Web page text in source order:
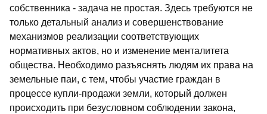
собственника - задача не простая. Здесь требуются не
только детальный анализ и совершенствование
механизмов реализации соответствующих
нормативных актов, но и изменение менталитета
общества. Необходимо разъяснять людям их права на
земельные паи, с тем, чтобы участие граждан в
процессе купли-продажи земли, который должен
происходить при безусловном соблюдении закона,